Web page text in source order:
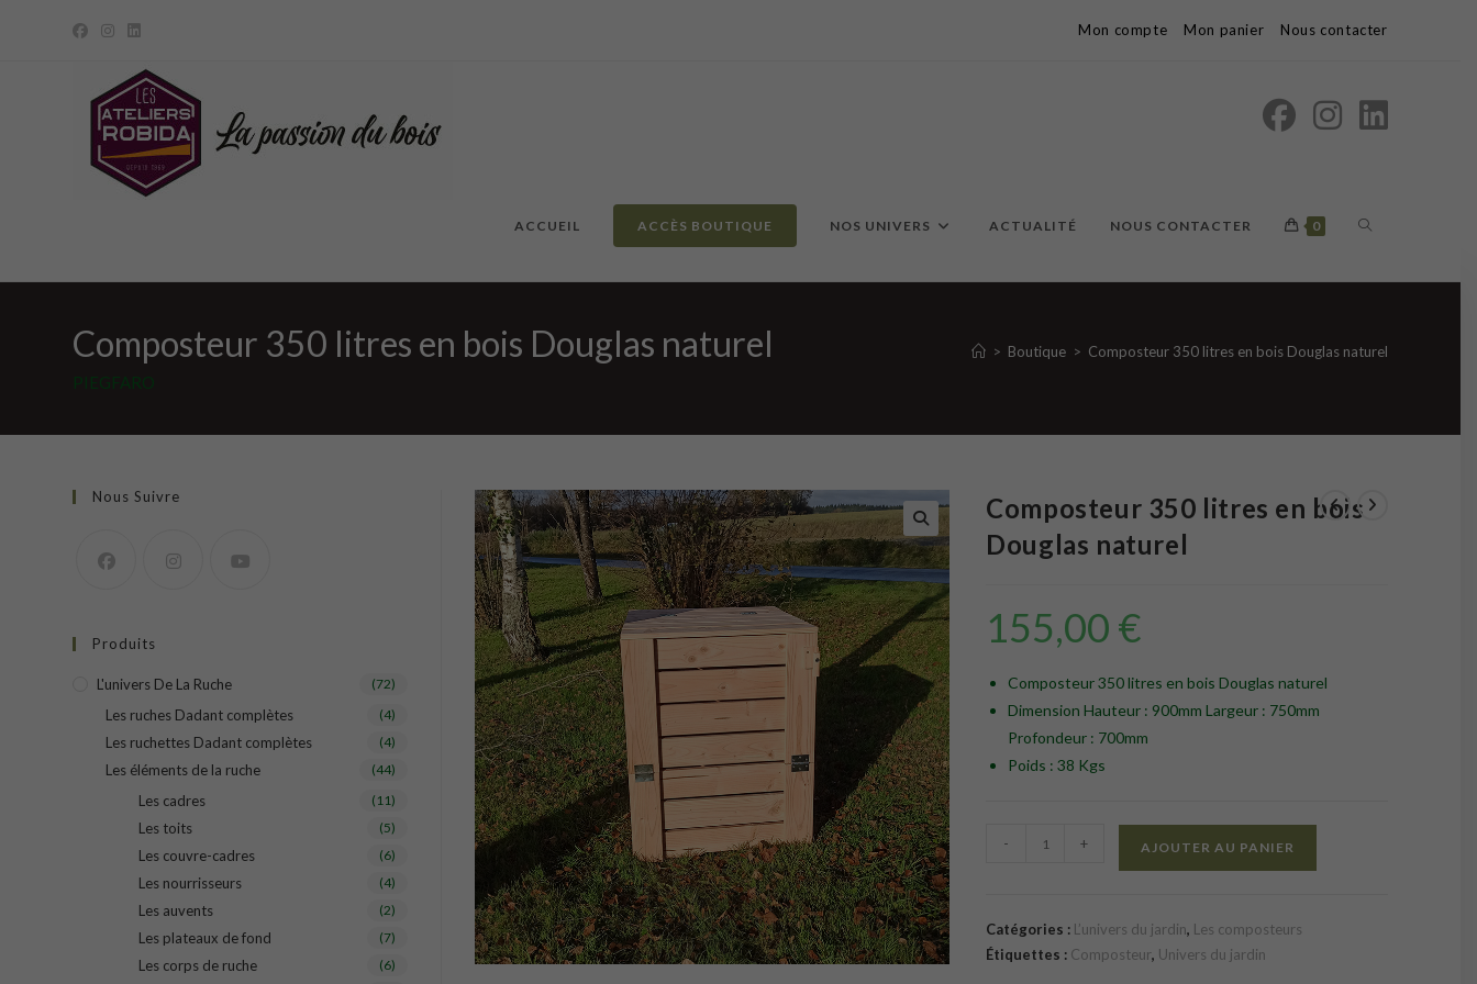
Mon compte Mon panier Nous contacter
ACCUEIL ACCÈS BOUTIQUE NOS UNIVERS ACTUALITÉ NOUS CONTACTER 0 TOGGLE
Composteur 350 litres en bois Douglas naturel
PIEGFARO
> Boutique > Composteur 350 litres en bois Douglas naturel
Composteur 350 litres en bois
Douglas naturel
155,00 €
Composteur 350 litres en bois Douglas naturel
Dimension Hauteur : 900mm Largeur : 750mm
Profondeur : 700mm
Poids : 38 Kgs
litres
- + AJOUTER AU PANIER
Catégories : L’univers du jardin, Les composteurs
Étiquettes : Composteur, Univers du jardin
Nous Suivre
Produits
L'univers De La Ruche (72)
Les ruches Dadant complètes (4)
Les ruchettes Dadant complètes (4)
Les éléments de la ruche (44)
Les cadres (11)
Les toits (5)
Les couvre-cadres (6)
Les nourrisseurs (4)
Les auvents (2)
Les plateaux de fond (7)
Les corps de ruche (6)